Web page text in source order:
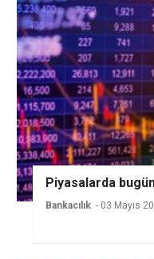
Piyasalarda
Bankacılık - 03 Mayıs